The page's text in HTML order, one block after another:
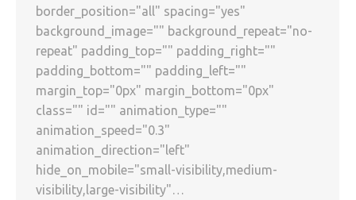
border_position="all" spacing="yes"
background_image="" background_repeat="no-
repeat" padding_top="" padding_right=""
padding_bottom="" padding_left=""
margin_top="0px" margin_bottom="0px"
class="" id="" animation_type=""
animation_speed="0.3"
animation_direction="left"
hide_on_mobile="small-visibility,medium-
visibility,large-visibility"…